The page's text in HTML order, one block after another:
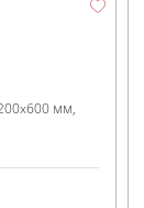
мм